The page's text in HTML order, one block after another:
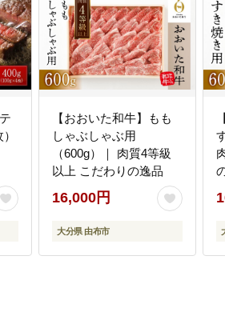
【おおいた和牛】もも
しゃぶしゃぶ用
（600g）｜ 肉質4等級
以上 こだわりの逸品
16,000円
大分県 由布市